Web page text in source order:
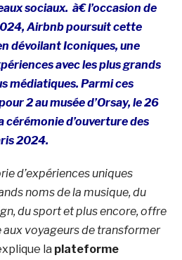
sociaux. à€ l’occasion de
Airbnb poursuit cette
dévoilant Iconiques, une
avec les plus grands
médiatiques. Parmi ces
2 au musée d’Orsay, le 26
cérémonie d’ouverture des
2024.
d’expériences uniques
noms de la musique, du
du sport et plus encore, offre
voyageurs de transformer
la plateforme